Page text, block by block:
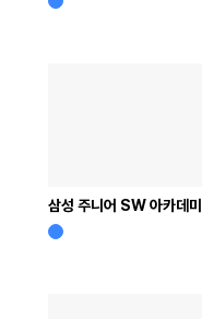
삼성 주니어 SW 아카데미